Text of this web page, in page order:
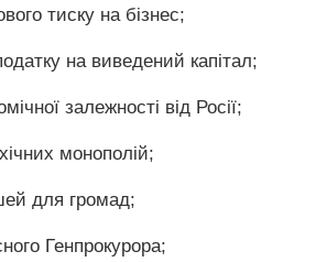
тиску на бізнес;
на виведений капітал;
залежності від Росії;
монополій;
для громад;
Генпрокурора;